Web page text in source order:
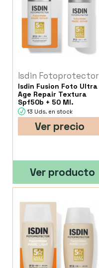
Isdin Fotoprotector
Isdin Fusion Foto Ultra
Age Repair Textura
Spf50b + 50 Ml.
13 Uds. en stock
Ver precio
Ver producto